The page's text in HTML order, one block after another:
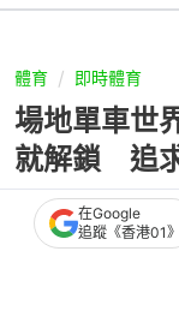
體育 即時體育
場地單車世
就解鎖 追
在Google
追蹤《香港01》